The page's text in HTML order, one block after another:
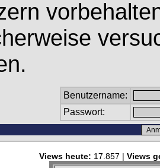
Benutzername:
Passwort:
Views heute: 17.857 | Views